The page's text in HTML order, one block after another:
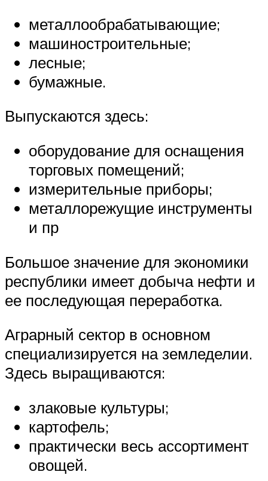
металлообрабатывающие;
машиностроительные;
лесные;
бумажные.
Выпускаются здесь:
оборудование для оснащения
торговых помещений;
измерительные приборы;
металлорежущие инструменты
и пр
Большое значение для экономики
республики имеет добыча нефти и
ее последующая переработка.
Аграрный сектор в основном
специализируется на земледелии.
Здесь выращиваются:
злаковые культуры;
картофель;
практически весь ассортимент
овощей.